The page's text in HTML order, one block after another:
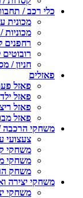
כלי רכב /
מכונית
מכוניות
רחפנים
רובוטים
חניון /
פאזלים
פאזל
פאזל
פאזל
פאזל
משחקי הרכבה
צעצועי
משחקי
משחקי
משחק
משחקי יצירה
משחקי